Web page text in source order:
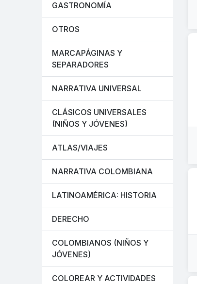
GASTRONOMÍA
OTROS
MARCAPÁGINAS Y
SEPARADORES
NARRATIVA UNIVERSAL
CLÁSICOS UNIVERSALES
(NIÑOS Y JÓVENES)
ATLAS/VIAJES
NARRATIVA COLOMBIANA
LATINOAMÉRICA: HISTORIA
DERECHO
COLOMBIANOS (NIÑOS Y
JÓVENES)
COLOREAR Y ACTIVIDADES